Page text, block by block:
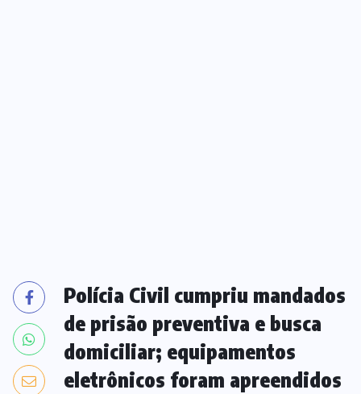
Polícia Civil cumpriu mandados
de prisão preventiva e busca
domiciliar; equipamentos
eletrônicos foram apreendidos